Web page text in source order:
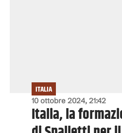
10 ottobre 2024, 21:42
ITALIA
Italia, la